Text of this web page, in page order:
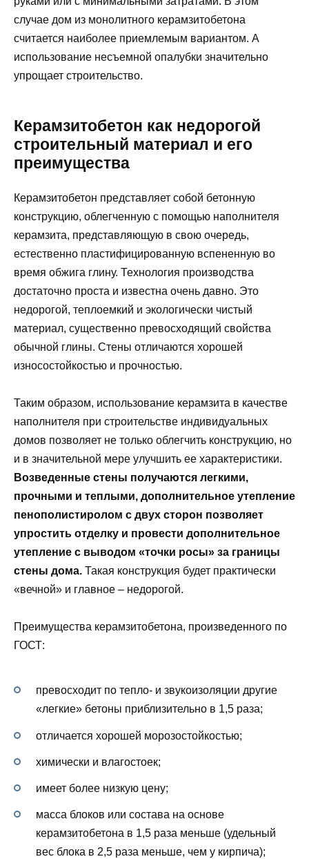
случае дом из монолитного керамзитобетона
считается наиболее приемлемым вариантом. А
использование несъемной опалубки значительно
упрощает строительство.
Керамзитобетон как недорогой
строительный материал и его
преимущества
Керамзитобетон представляет собой бетонную
конструкцию, облегченную с помощью наполнителя
керамзита, представляющую в свою очередь,
естественно пластифицированную вспененную во
время обжига глину. Технология производства
достаточно проста и известна очень давно. Это
недорогой, теплоемкий и экологически чистый
материал, существенно превосходящий свойства
обычной глины. Стены отличаются хорошей
износостойкостью и прочностью.
Таким образом, использование керамзита в качестве
наполнителя при строительстве индивидуальных
домов позволяет не только облегчить конструкцию, но
и в значительной мере улучшить ее характеристики.
Возведенные стены получаются легкими,
прочными и теплыми, дополнительное утепление
пенополистиролом с двух сторон позволяет
упростить отделку и провести дополнительное
утепление с выводом «точки росы» за границы
стены дома. Такая конструкция будет практически
«вечной» и главное – недорогой.
Преимущества керамзитобетона, произведенного по
ГОСТ:
превосходит по тепло- и звукоизоляции другие
«легкие» бетоны приблизительно в 1,5 раза;
отличается хорошей морозостойкостью;
химически и влагостоек;
имеет более низкую цену;
масса блоков или состава на основе
керамзитобетона в 1,5 раза меньше (удельный
вес блока в 2,5 раза меньше, чем у кирпича);